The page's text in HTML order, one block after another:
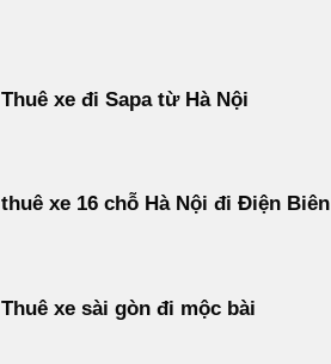
Thuê xe đi Sapa từ Hà Nội
thuê xe 16 chỗ Hà Nội đi Điện Biên
Thuê xe sài gòn đi mộc bài